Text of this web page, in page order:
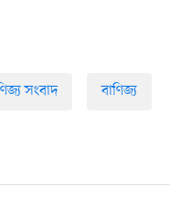
সংবাদ বাণিজ্য